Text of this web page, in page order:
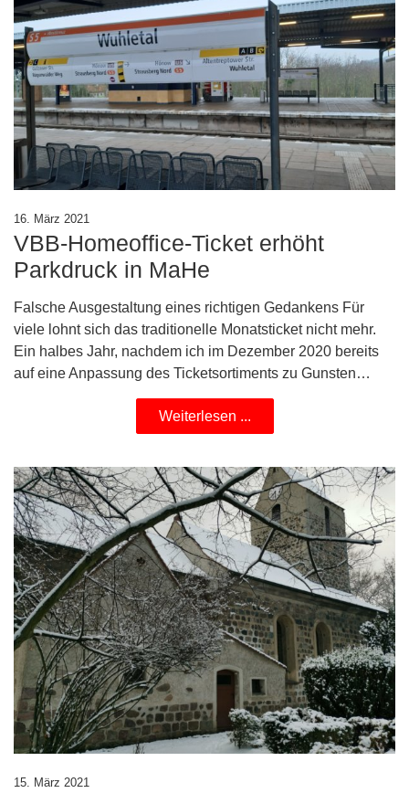
16. März 2021
VBB-Homeoffice-Ticket erhöht
Parkdruck in MaHe
Falsche Ausgestaltung eines richtigen Gedankens Für
viele lohnt sich das traditionelle Monatsticket nicht mehr.
Ein halbes Jahr, nachdem ich im Dezember 2020 bereits
auf eine Anpassung des Ticketsortiments zu Gunsten…
Weiterlesen ...
15. März 2021